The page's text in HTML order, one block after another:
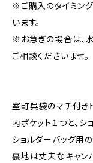
※ご購入のタイミン
います。
※お急ぎの場合は、
ご相談くださいませ。
室町呉袋のマチ付き
内ポケット１つと、
ショルダーバッグ用
裏地は丈夫なキャン